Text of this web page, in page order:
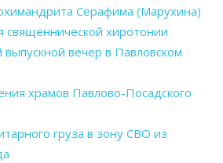
Серафима (Марухина)
священнической хиротонии
вечер в Павловском
храмов Павлово-Посадского
груза в зону СВО из